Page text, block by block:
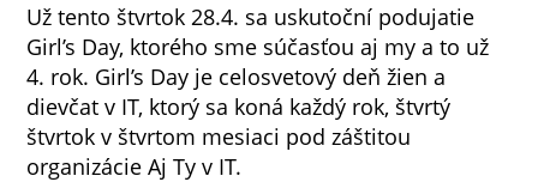
Už tento štvrtok 28.4. sa uskutoční podujatie
Girl’s Day, ktorého sme súčasťou aj my a to už
4. rok. Girl’s Day je celosvetový deň žien a
dievčat v IT, ktorý sa koná každý rok, štvrtý
štvrtok v štvrtom mesiaci pod záštitou
organizácie Aj Ty v IT.